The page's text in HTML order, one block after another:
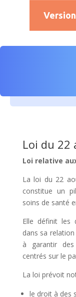
Loi du 22
Loi relative
La loi du 22
constitue un
soins de santé
Elle définit les
dans sa
à garantir
centrés sur le
La loi prévoit
le droit à des